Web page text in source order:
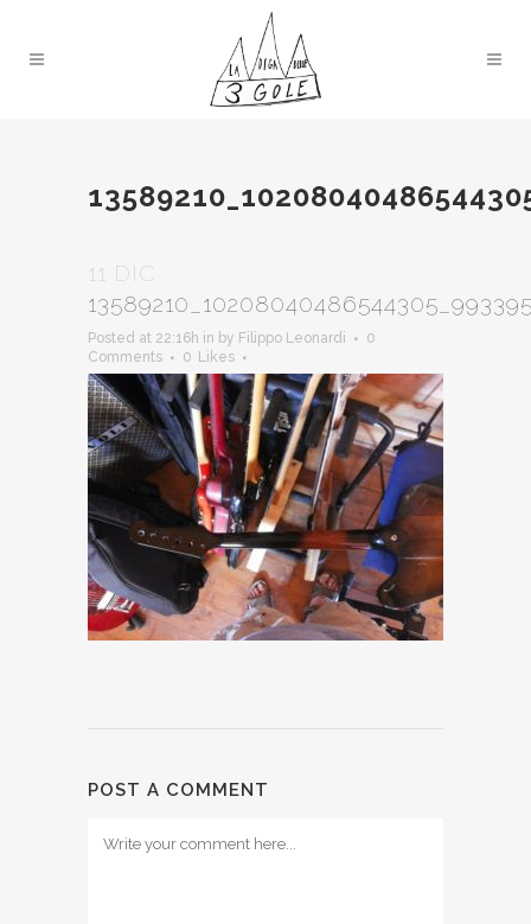
11 DIC
Posted at 22:16h in by Filippo Leonardi
0
Comments
0 Likes
POST A COMMENT